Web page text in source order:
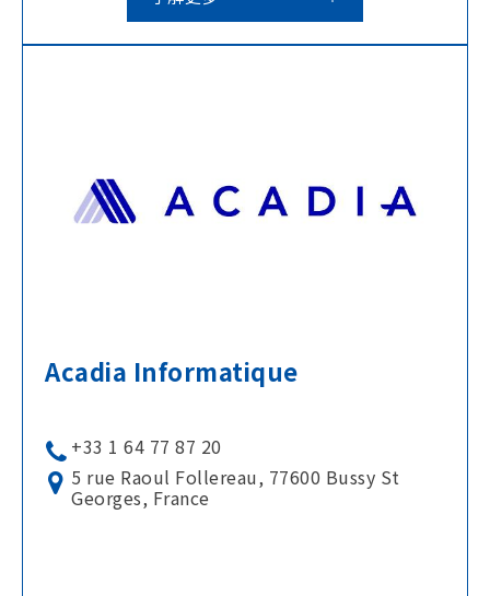
Acadia Informatique
+33 1 64 77 87 20
5 rue Raoul Follereau, 77600 Bussy St
Georges, France